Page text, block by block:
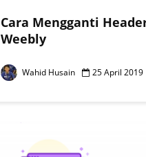
Cara Mengganti
Weebly
Wahid Husain 25 April 2019